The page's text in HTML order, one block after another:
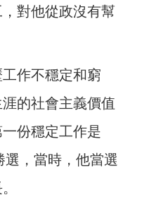
對他從政沒有幫
作不穩定和窮
的社會主義價值
份穩定工作是
選，當時，他當選